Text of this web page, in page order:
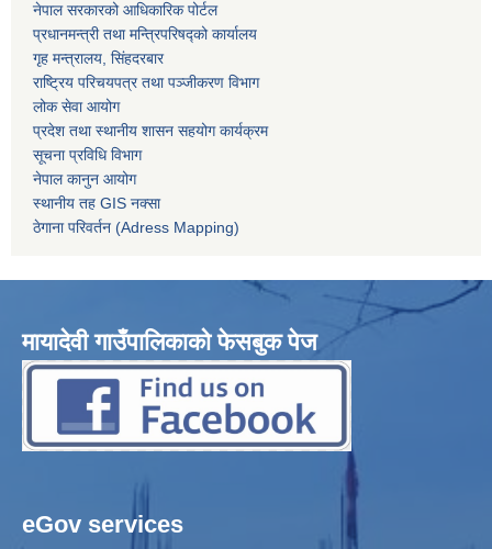
नेपाल सरकारको आधिकारिक पोर्टल
प्रधानमन्त्री तथा मन्त्रिपरिषद्को कार्यालय
गृह मन्त्रालय, सिंहदरबार
राष्ट्रिय परिचयपत्र तथा पञ्जीकरण विभाग
लोक सेवा आयोग
प्रदेश तथा स्थानीय शासन सहयोग कार्यक्रम
सूचना प्रविधि विभाग
नेपाल कानुन आयोग
स्थानीय तह GIS नक्सा
ठेगाना परिवर्तन (Adress Mapping)
मायादेवी गाउँपालिकाको फेसबुक पेज
eGov services